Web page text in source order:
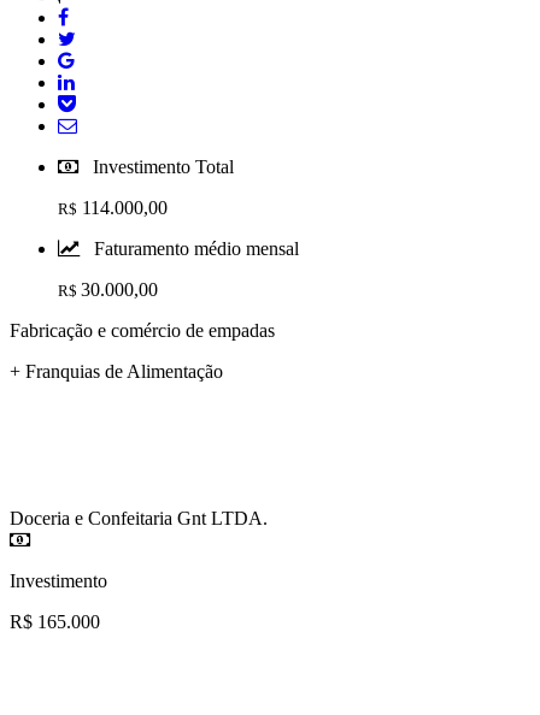
Investimento Total
R$ 114.000,00
Faturamento médio mensal
R$ 30.000,00
Fabricação e comércio de empadas
+ Franquias de Alimentação
Doceria e Confeitaria Gnt LTDA.
Investimento
R$ 165.000